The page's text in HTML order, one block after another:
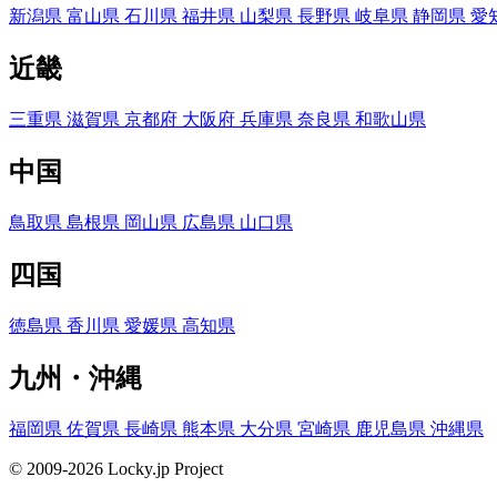
新潟県 富山県 石川県 福井県 山梨県 長野県 岐阜県 静岡県 愛
近畿
三重県 滋賀県 京都府 大阪府 兵庫県 奈良県 和歌山県
中国
鳥取県 島根県 岡山県 広島県 山口県
四国
徳島県 香川県 愛媛県 高知県
九州・沖縄
福岡県 佐賀県 長崎県 熊本県 大分県 宮崎県 鹿児島県 沖縄県
© 2009-2026 Locky.jp Project